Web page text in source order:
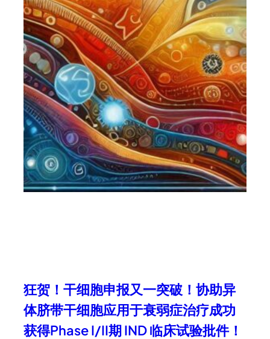
狂贺！干细胞申报又一突破！协助异
体脐带干细胞应用于衰弱症治疗成功
获得Phase I/II期 IND 临床试验批件！